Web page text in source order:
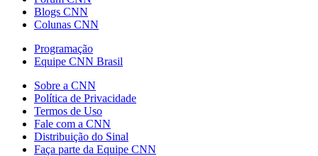
Blogs CNN
Colunas CNN
Programação
Equipe CNN Brasil
Sobre a CNN
Política de Privacidade
Termos de Uso
Fale com a CNN
Distribuição do Sinal
Faça parte da Equipe CNN